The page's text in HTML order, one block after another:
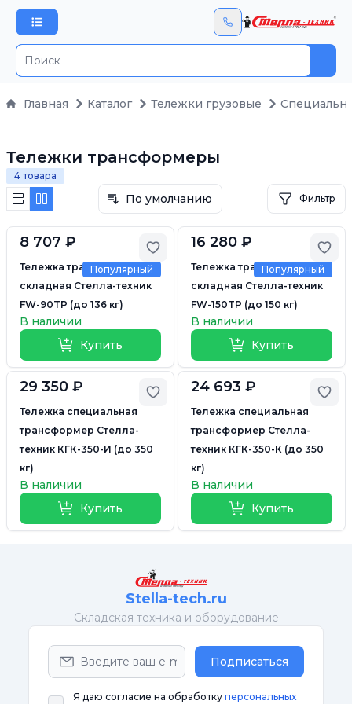
Главная Каталог Тележки грузовые
Тележки трансформеры
4 товара
По умолчанию Фильтр
Добавить в избранное
Популярный
8 707 ₽
Тележка трансформер
складная Стелла-техник
FW-90TP (до 136 кг)
В наличии
Купить
Популярный
16 280 ₽
Тележка трансформер
складная Стелла-техник
FW-150TP (до 150 кг)
В наличии
Купить
Добавить в избранное
29 350 ₽
Тележка специальная
трансформер Стелла-
техник КГК-350-И (до 350
кг)
В наличии
Купить
24 693 ₽
Тележка специальная
трансформер Стелла-
техник КГК-350-К (до 350
кг)
В наличии
Купить
Stella-tech.ru
Cкладская техника и оборудование
Подписаться
Я даю согласие на обработку персональных